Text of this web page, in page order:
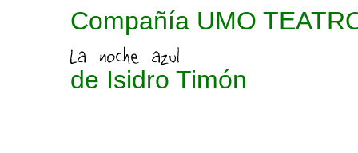
Compañía UMO
de Isidro Timón